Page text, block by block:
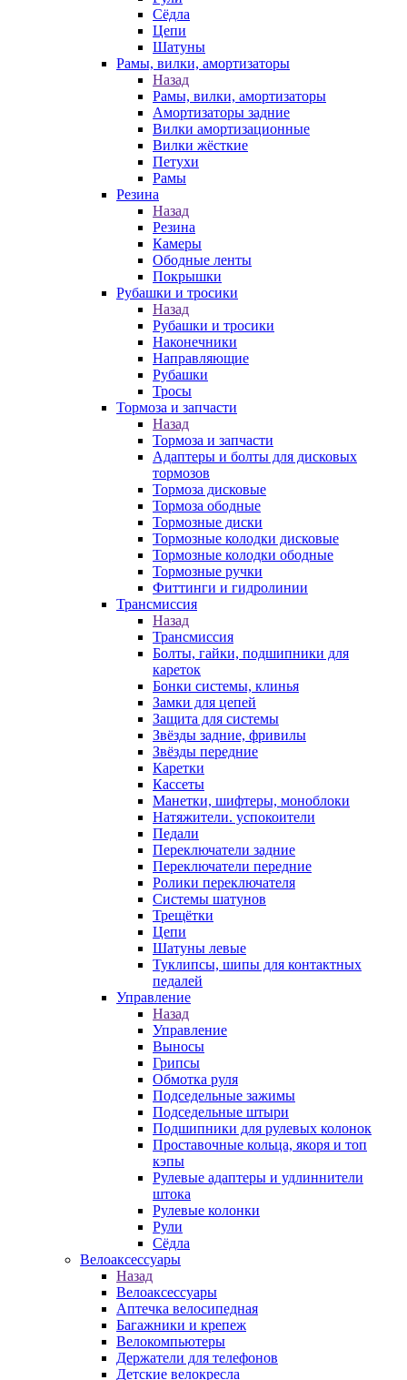
Сёдла
Цепи
Шатуны
Рамы, вилки, амортизаторы
Назад
Рамы, вилки, амортизаторы
Амортизаторы задние
Вилки амортизационные
Вилки жёсткие
Петухи
Рамы
Резина
Назад
Резина
Камеры
Ободные ленты
Покрышки
Рубашки и тросики
Назад
Рубашки и тросики
Наконечники
Направляющие
Рубашки
Тросы
Тормоза и запчасти
Назад
Тормоза и запчасти
Адаптеры и болты для дисковых
тормозов
Тормоза дисковые
Тормоза ободные
Тормозные диски
Тормозные колодки дисковые
Тормозные колодки ободные
Тормозные ручки
Фиттинги и гидролинии
Трансмиссия
Назад
Трансмиссия
Болты, гайки, подшипники для
кареток
Бонки системы, клинья
Замки для цепей
Защита для системы
Звёзды задние, фривилы
Звёзды передние
Каретки
Кассеты
Манетки, шифтеры, моноблоки
Натяжители. успокоители
Педали
Переключатели задние
Переключатели передние
Ролики переключателя
Системы шатунов
Трещётки
Цепи
Шатуны левые
Туклипсы, шипы для контактных
педалей
Управление
Назад
Управление
Выносы
Грипсы
Обмотка руля
Подседельные зажимы
Подседельные штыри
Подшипники для рулевых колонок
Проставочные кольца, якоря и топ
кэпы
Рулевые адаптеры и удлиннители
штока
Рулевые колонки
Рули
Сёдла
Велоаксессуары
Назад
Велоаксессуары
Аптечка велосипедная
Багажники и крепеж
Велокомпьютеры
Держатели для телефонов
Детские велокресла